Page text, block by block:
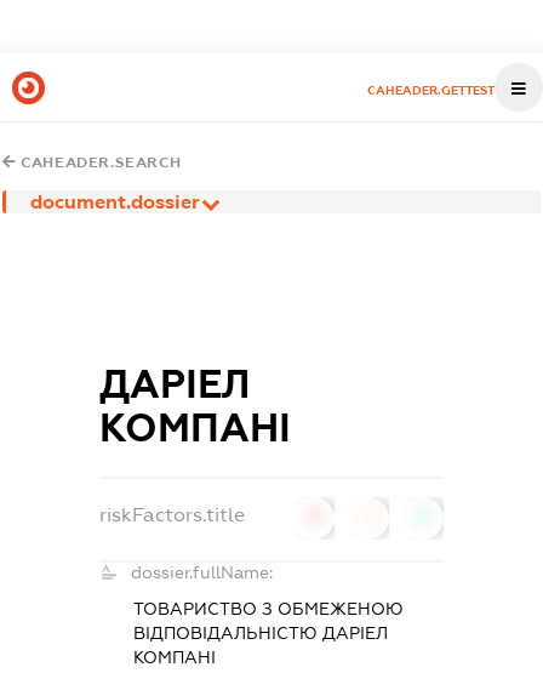
CAHEADER.GETTEST
CAHEADER.SEARCH
document.dossier
ДАРІЕЛ
КОМПАНІ
riskFactors.title
dossier.fullName:
ТОВАРИСТВО З ОБМЕЖЕНОЮ
ВІДПОВІДАЛЬНІСТЮ ДАРІЕЛ
КОМПАНІ